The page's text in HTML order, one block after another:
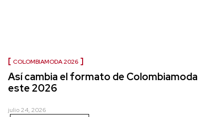
COLOMBIAMODA 2026
Así cambia el formato de Colombiamoda
este 2026
julio 24, 2026